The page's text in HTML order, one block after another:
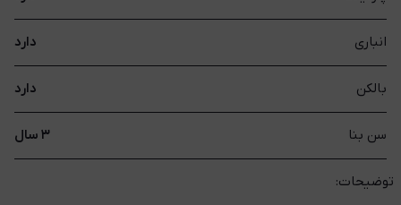
انباری دارد
بالکن دارد
سن بنا ۳ سال
توضیحات: